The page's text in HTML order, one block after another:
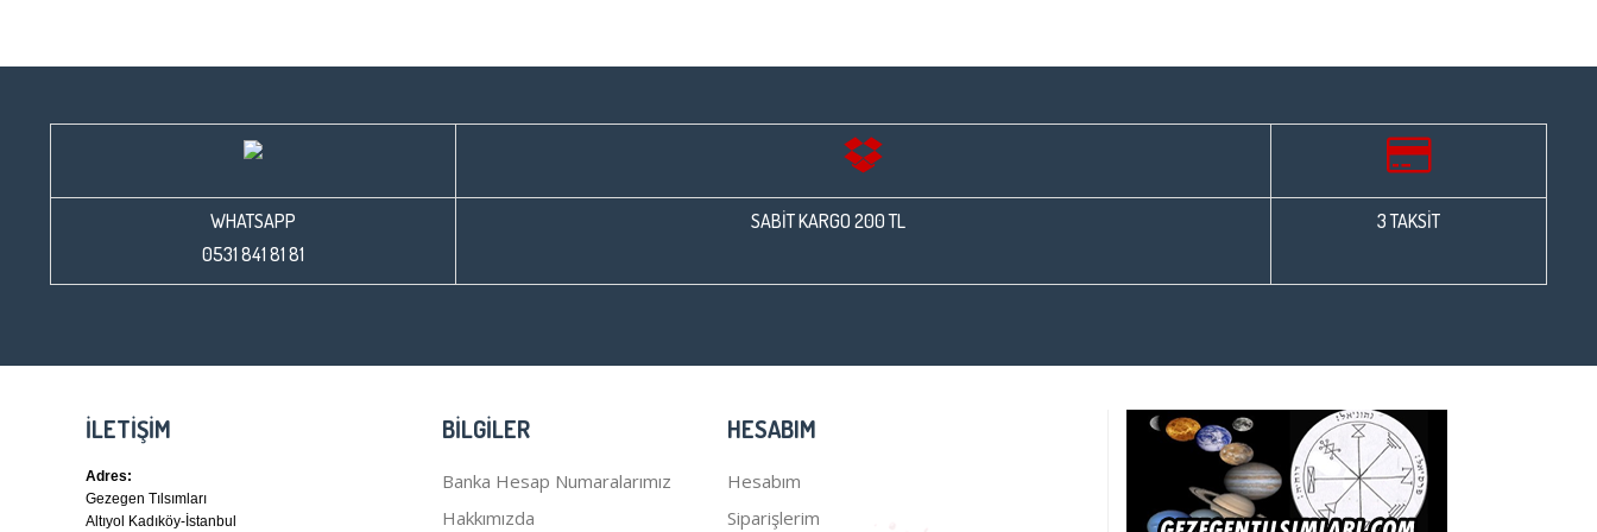
WHATSAPP
0531 841 81 81
SABİT KARGO 200 TL 3 TAKSİT
İLETIŞIM
Adres:
Gezegen Tılsımları
Altıyol Kadıköy-İstanbul
BILGILER
Banka Hesap Numaralarımız
Hakkımızda
HESABIM
Hesabım
Siparişlerim